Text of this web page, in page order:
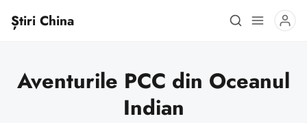
Știri China
Aventurile PCC din Oceanul
Indian